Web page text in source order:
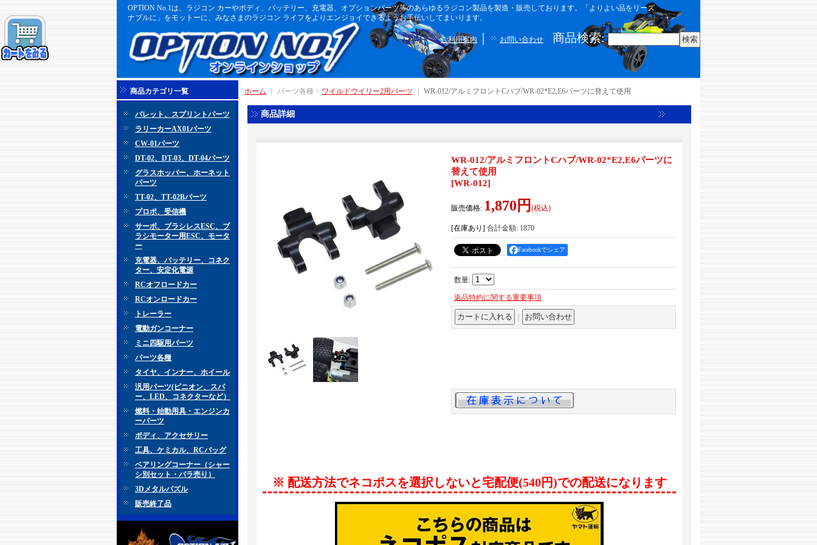
OPTION No.1は、ラジコン カーやボディ、バッテリー、充電器、オプションパーツ等のあらゆるラジコン製品を製造・販売しております。「よりよい品をリーズ
ナブルに」をモットーに、みなさまのラジコン ライフをよりエンジョイできるようお手伝いしてまいります。
ご利用案内 お問い合わせ 商品検索:
商品カテゴリ一覧
バレット、スプリントパーツ
ラリーカーAX01パーツ
CW-01パーツ
DT-02、DT-03、DT-04パーツ
グラスホッパー、ホーネット
パーツ
TT-02、TT-02Bパーツ
プロポ、受信機
サーボ、ブラシレスESC、ブ
ラシモーター用ESC、モータ
ー
充電器、バッテリー、コネク
ター、安定化電源
RCオフロードカー
RCオンロードカー
トレーラー
電動ガンコーナー
ミニ四駆用パーツ
パーツ各種
タイヤ、インナー、ホイール
汎用パーツ(ピニオン、スパ
ー、LED、コネクターなど）
燃料・始動用具・エンジンカ
ーパーツ
ボディ、アクセサリー
工具、ケミカル、RCバッグ
ベアリングコーナー（シャー
シ別セット・バラ売り）
3Dメタルパズル
販売終了品
ホーム ｜ パーツ各種 > ワイルドウイリー2用パーツ WR-012/アルミフロントCハブ/WR-02*E2,E6パーツに替えて使用
商品詳細
WR-012/アルミフロントCハブ/WR-02*E2,E6パーツに
替えて使用
[WR-012]
販売価格: 1,870円 (税込)
[在庫あり] 合計金額: 1870
Facebookでシェア
数量:
返品特約に関する重要事項
※ 配送方法でネコポスを選択しないと宅配便(540円)での配送になります